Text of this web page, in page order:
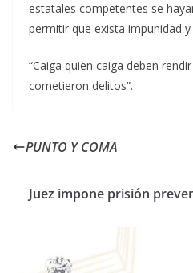
estatales competentes se
permitir que exista impunidad
“Caiga quien caiga deben
cometieron delitos”.
PUNTO Y COMA
Juez impone prisión